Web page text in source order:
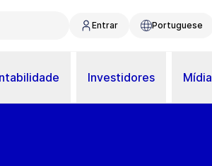
Entrar Portuguese
Investidores Mídia